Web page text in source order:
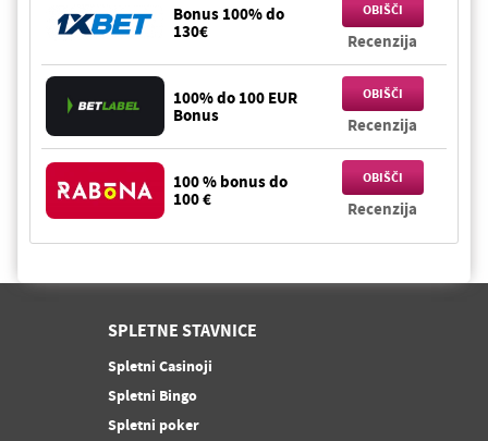
Bonus 100% do
130€
OBIŠČI
Recenzija
100% do 100 EUR
Bonus
OBIŠČI
Recenzija
100 % bonus do
100 €
OBIŠČI
Recenzija
SPLETNE STAVNICE
Spletni Casinoji
Spletni Bingo
Spletni poker